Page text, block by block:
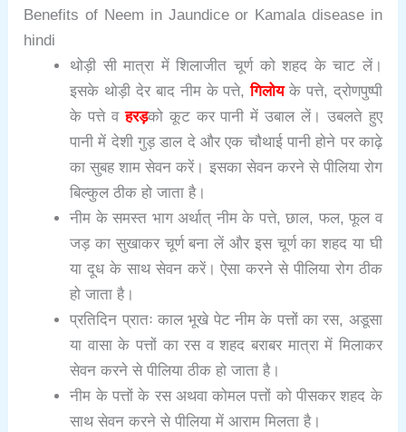
Benefits of Neem in Jaundice or Kamala disease in
hindi
थोड़ी सी मात्रा में शिलाजीत चूर्ण को शहद के चाट लें।
इसके थोड़ी देर बाद नीम के पत्ते,गिलोयके पत्ते, द्रोणपुष्पी
के पत्ते वहरड़को कूट कर पानी में उबाल लें। उबलते हुए
पानी में देशी गुड़ डाल दे और एक चौथाई पानी होने पर काढ़े
का सुबह शाम सेवन करें। इसका सेवन करने से पीलिया रोग
बिल्कुल ठीक हो जाता है।
नीम के समस्त भाग अर्थात् नीम के पत्ते, छाल, फल, फूल व
जड़ का सुखाकर चूर्ण बना लें और इस चूर्ण का शहद या घी
या दूध के साथ सेवन करें। ऐसा करने से पीलिया रोग ठीक
हो जाता है।
प्रतिदिन प्रातः काल भूखे पेट नीम के पत्तों का रस, अडूसा
या वासा के पत्तों का रस व शहद बराबर मात्रा में मिलाकर
सेवन करने से पीलिया ठीक हो जाता है।
नीम के पत्तों के रस अथवा कोमल पत्तों को पीसकर शहद के
साथ सेवन करने से पीलिया में आराम मिलता है।